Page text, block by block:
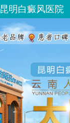
昆明白癜风医院